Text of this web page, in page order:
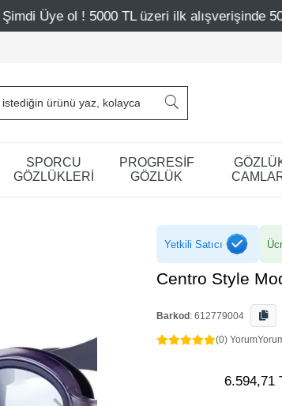
5000 TL üzeri ilk alışverişinde 500 TL indirim
SPORCU
GÖZLÜKLERİ
PROGRESİF
GÖZLÜK
Yetkili Satıcı
Centro Style
Barkod : 612779004
(0) Yorum
6.594,71